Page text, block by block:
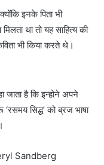
इनके पिता भी
था तो यह साहित्य की
भी किया करते थे।
जाता है कि इन्होने अपने
सिद्ध’ को ब्रज भाषा
Sandberg